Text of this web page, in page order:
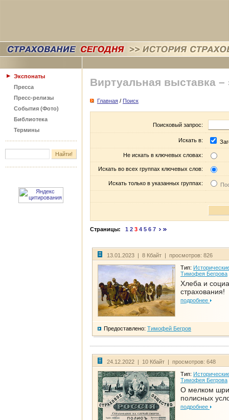
Экспонаты
Пресса
Пресс-релизы
События (Фото)
Библиотека
Термины
Виртуальная выставка –
Главная / Поиск
Поисковый запрос:
Искать в:
Не искать в ключевых словах:
Искать во всех группах ключевых слов:
Искать только в указанных группах:
Страницы: 1 2 3 4 5 6 7
13.01.2023 | 8 Кбайт | просмотров: 826
Тип:
Тимофея Бегрова
Хлеба и
страхования!
подробнее
Предоставлено: Тимофей Бегров
24.12.2022 | 10 Кбайт | просмотров: 648
Тип:
Тимофея Бегрова
О мелком
полисных
подробнее